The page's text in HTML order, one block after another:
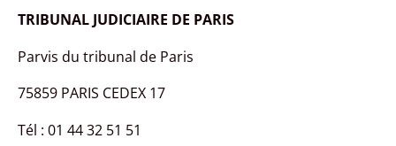
TRIBUNAL JUDICIAIRE DE PARIS
Parvis du tribunal de Paris
75859 PARIS CEDEX 17
Tél : 01 44 32 51 51